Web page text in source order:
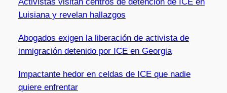
Luisiana y revelan hallazgos
Abogados exigen la liberación de activista de
inmigración detenido por ICE en Georgia
Impactante hedor en celdas de ICE que nadie
quiere enfrentar